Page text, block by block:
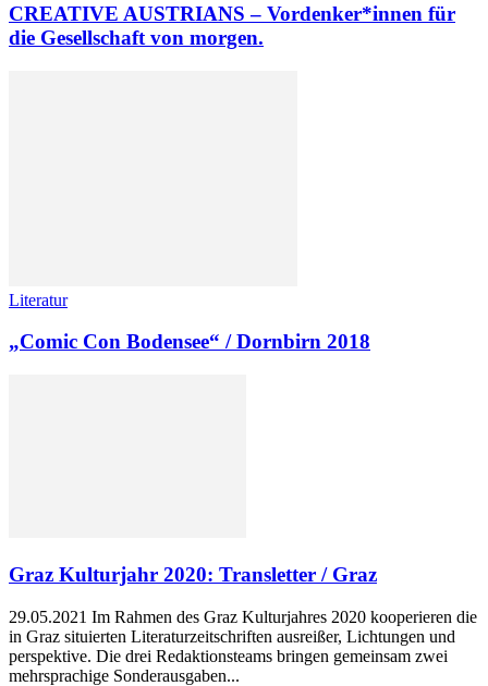
CREATIVE AUSTRIANS – Vordenker*innen für
die Gesellschaft von morgen.
Literatur
„Comic Con Bodensee“ / Dornbirn 2018
Graz Kulturjahr 2020: Transletter / Graz
29.05.2021 Im Rahmen des Graz Kulturjahres 2020 kooperieren die
in Graz situierten Literaturzeitschriften ausreißer, Lichtungen und
perspektive. Die drei Redaktionsteams bringen gemeinsam zwei
mehrsprachige Sonderausgaben...